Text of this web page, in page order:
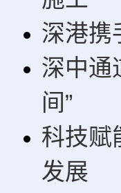
深港携
深中通
间”
科技赋
发展